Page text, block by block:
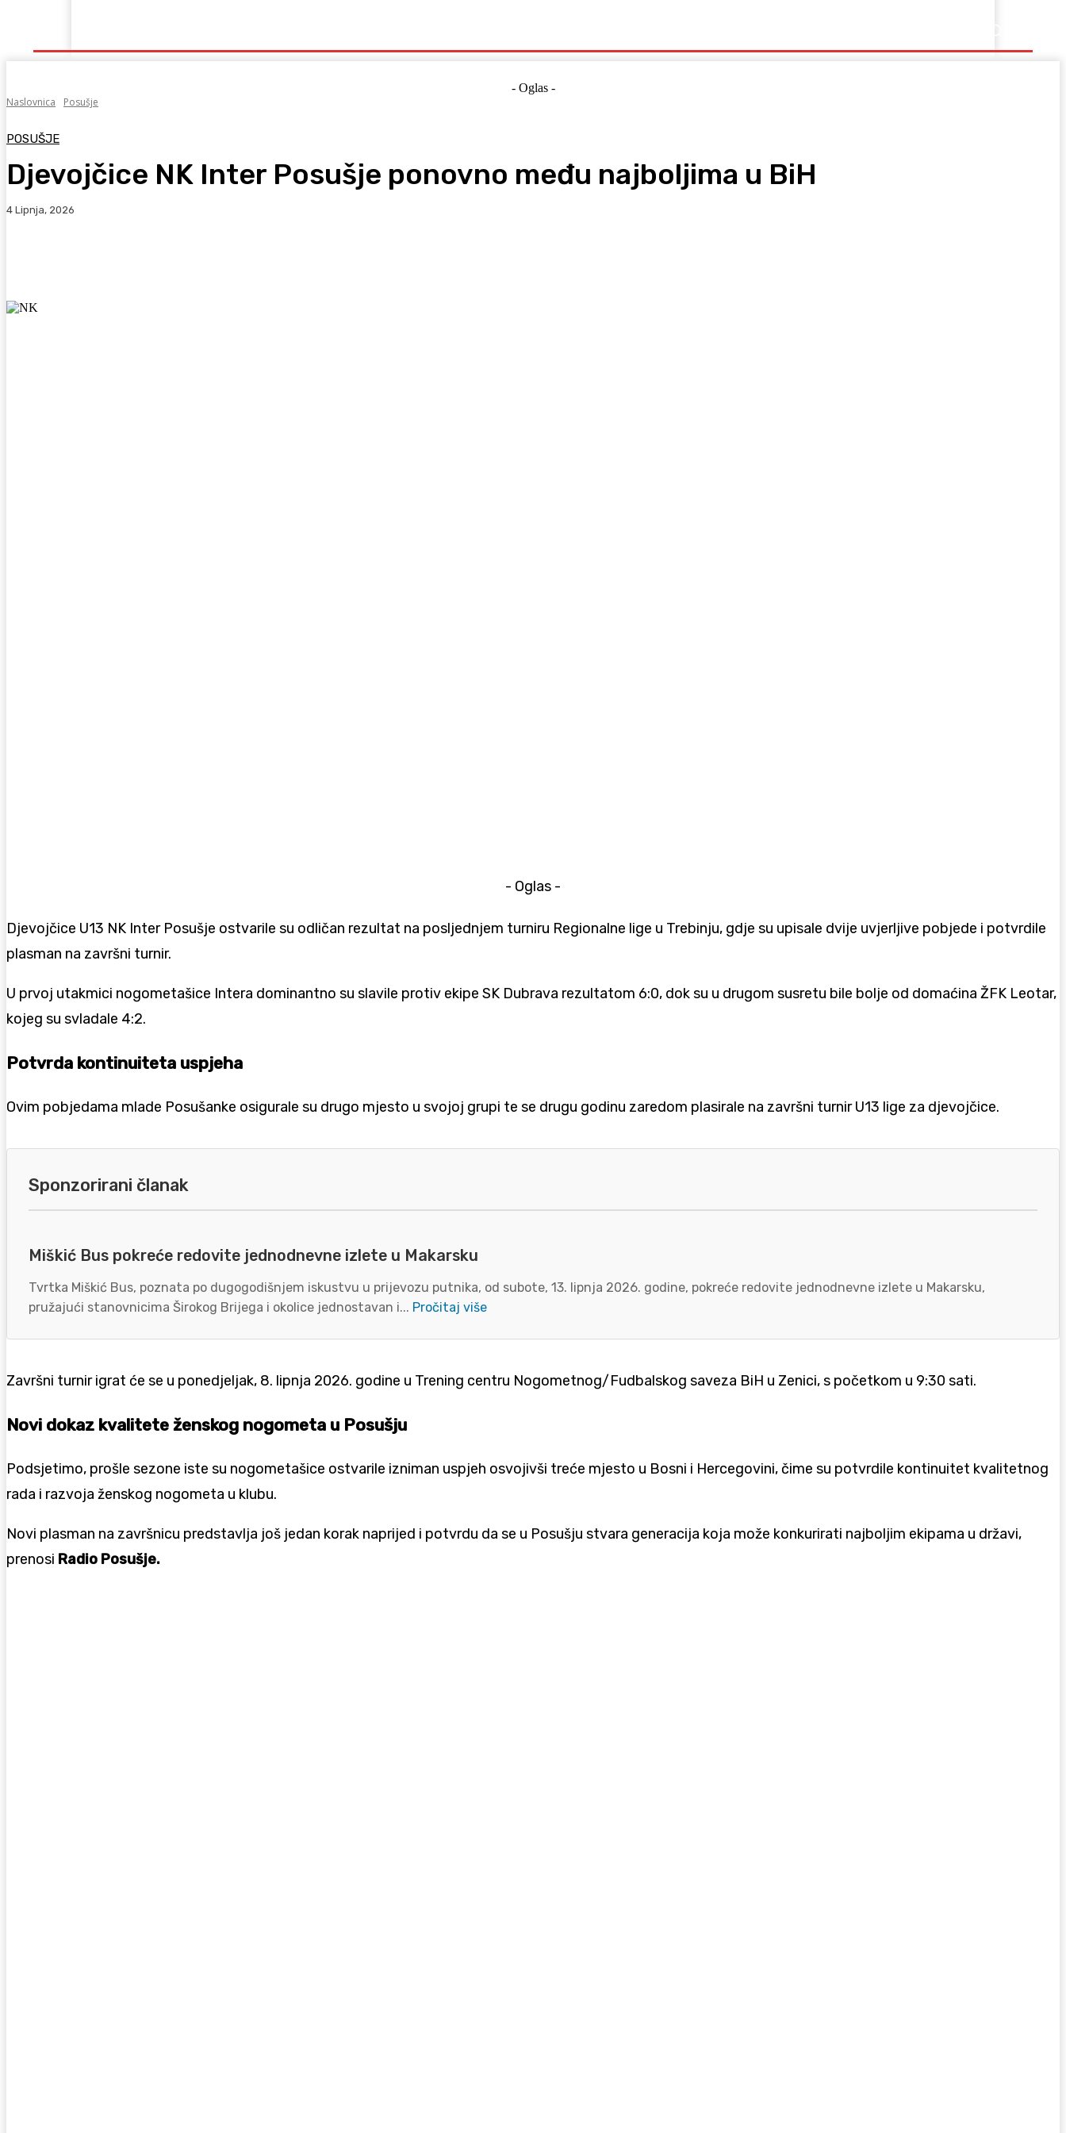
- Oglas -
Naslovnica
Posušje
POSUŠJE
Djevojčice NK Inter Posušje ponovno među najboljima u BiH
4 Lipnja, 2026
- Oglas -
Djevojčice U13 NK Inter Posušje ostvarile su odličan rezultat na posljednjem turniru Regionalne lige u Trebinju, gdje su upisale dvije uvjerljive pobjede i potvrdile
plasman na završni turnir.
U prvoj utakmici nogometašice Intera dominantno su slavile protiv ekipe SK Dubrava rezultatom 6:0, dok su u drugom susretu bile bolje od domaćina ŽFK Leotar,
kojeg su svladale 4:2.
Potvrda kontinuiteta uspjeha
Ovim pobjedama mlade Posušanke osigurale su drugo mjesto u svojoj grupi te se drugu godinu zaredom plasirale na završni turnir U13 lige za djevojčice.
Sponzorirani članak
Miškić Bus pokreće redovite jednodnevne izlete u Makarsku
Tvrtka Miškić Bus, poznata po dugogodišnjem iskustvu u prijevozu putnika, od subote, 13. lipnja 2026. godine, pokreće redovite jednodnevne izlete u Makarsku,
pružajući stanovnicima Širokog Brijega i okolice jednostavan i... Pročitaj više
Završni turnir igrat će se u ponedjeljak, 8. lipnja 2026. godine u Trening centru Nogometnog/Fudbalskog saveza BiH u Zenici, s početkom u 9:30 sati.
Novi dokaz kvalitete ženskog nogometa u Posušju
Podsjetimo, prošle sezone iste su nogometašice ostvarile izniman uspjeh osvojivši treće mjesto u Bosni i Hercegovini, čime su potvrdile kontinuitet kvalitetnog
rada i razvoja ženskog nogometa u klubu.
Novi plasman na završnicu predstavlja još jedan korak naprijed i potvrdu da se u Posušju stvara generacija koja može konkurirati najboljim ekipama u državi,
prenosi Radio Posušje.